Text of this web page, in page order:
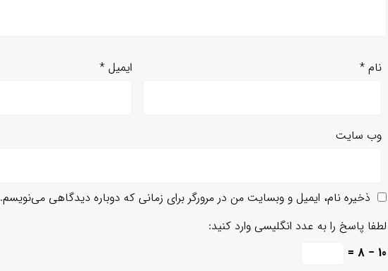
نام* ایمیل *
وب‌ سایت
ذخیره نام، ایمیل و وبسایت من در مرورگر برای زمانی که دوباره دیدگاهی می‌نویسم.
لطفا پاسخ را به عدد انگلیسی وارد کنید:
10 − 8 =